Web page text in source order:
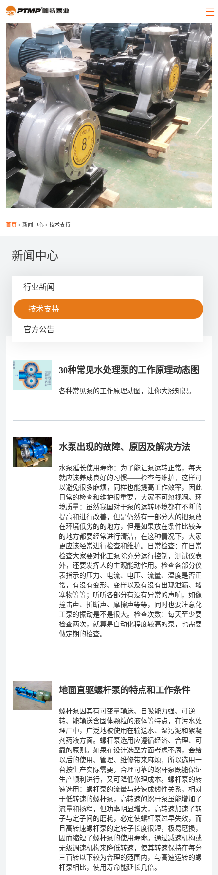
官方首页
产品展示
关于帕特
客户案例
新闻中心
客服中心
021-56037469
+86-21-56386999
上海市静安区共和新路3088弄（祥腾财富广场）2号
首页 新闻中心 技术支持
新闻中心
行业新闻
技术支持
官方公告
30种常见水处理泵的工作原理动态图
各种常见泵的工作原理动图，让你大涨知识。
水泵出现的故障、原因及解决方法
水泵延长使用寿命：为了能让泵运转正常，每天
就应该养成良好的习惯——检查与维护，这样可
以避免很多麻烦，同样也能提高工作效率，因此
日常的检查和维护很重要，大家不可忽视啊。环
境质量：虽然我国对于泵的运转环境都在不断的
提高和进行改善，但是仍然有一部分人的把泵放
在环境低劣的的地方，但是如果放在条件比较差
的地方都要经常进行清洁，在这种情况下，大家
更应该经常进行检查和维护。日常检查：在日常
检查大家要对化工泵除充分运行控制，测试仪表
外，还要发挥人的主观能动作用。检查各部分仪
表指示的压力、电流、电压、流量、温度是否正
常，有没有变形、变样以及有没有出现泄漏、堵
塞物等等；听听各部分有没有异常的声响，如像
撞击声、折断声、摩擦声等等，同时也要注意化
工泵的振动是不是很大。检查次数：每天至少要
检查两次，就算是自动化程度较高的泵，也需要
做定期的检查。
地面直驱螺杆泵的特点和工作条件
螺杆泵因其有可变量输送、自吸能力强、可逆
转、能输送含固体颗粒的液体等特点，在污水处
理厂中，广泛地被使用在输送水、湿污泥和絮凝
剂药液方面。螺杆泵选用应遵循经济、合理、可
靠的原则。如果在设计选型方面考虑不周，会给
以后的使用、管理、维修带来麻烦，所以选用一
台按生产实际需要，合理可靠的螺杆泵既能保证
生产顺利进行，又可降低修理成本。螺杆泵的转
速选用：螺杆泵的流量与转速成线性关系，相对
于低转速的螺杆泵，高转速的螺杆泵虽能增加了
流量和扬程，但功率明显增大，高转速加速了转
子与定子间的磨耗，必定使螺杆泵过早失效，而
且高转速螺杆泵的定转子长度很短，极易磨损，
因而缩短了螺杆泵的使用寿命。通过减速机构或
无级调速机构来降低转速，使其转速保持在每分
三百转以下较为合理的范围内，与高速运转的螺
杆泵相比，使用寿命能延长几倍。